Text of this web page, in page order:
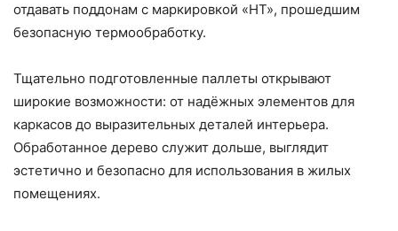
отдавать поддонам с маркировкой «HT», прошедшим
безопасную термообработку.
Тщательно подготовленные паллеты открывают
широкие возможности: от надёжных элементов для
каркасов до выразительных деталей интерьера.
Обработанное дерево служит дольше, выглядит
эстетично и безопасно для использования в жилых
помещениях.